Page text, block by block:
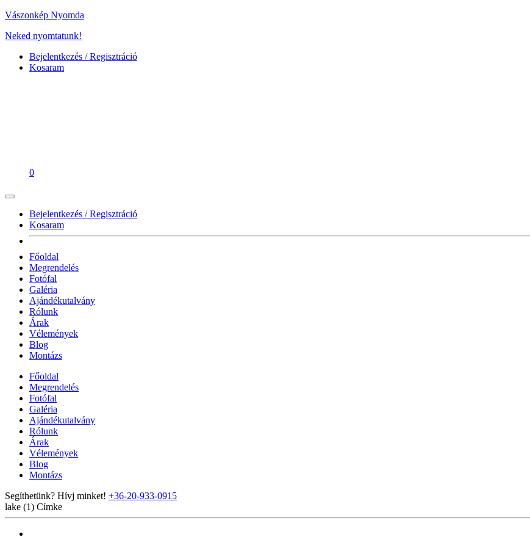
Vászonkép Nyomda
Neked nyomtatunk!
Bejelentkezés / Regisztráció
Kosaram
0
Bejelentkezés / Regisztráció
Kosaram
Főoldal
Megrendelés
Fotófal
Galéria
Ajándékutalvány
Rólunk
Árak
Vélemények
Blog
Montázs
Főoldal
Megrendelés
Fotófal
Galéria
Ajándékutalvány
Rólunk
Árak
Vélemények
Blog
Montázs
Segíthetünk? Hívj minket! +36-20-933-0915
lake (1) Címke